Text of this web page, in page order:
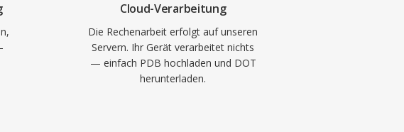
Cloud-Verarbeitung
Die Rechenarbeit erfolgt auf unseren
Servern. Ihr Gerät verarbeitet nichts
— einfach PDB hochladen und DOT
herunterladen.